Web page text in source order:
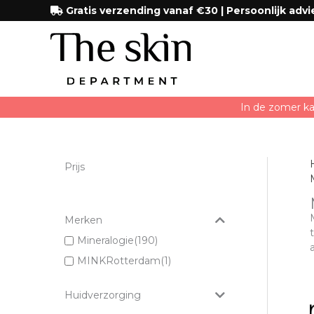
naar
Gratis verzending vanaf €30 | Persoonlijk
In de zomer
Prijs
Merken
Mineralogie(190)
MINKRotterdam(1)
Huidverzorging